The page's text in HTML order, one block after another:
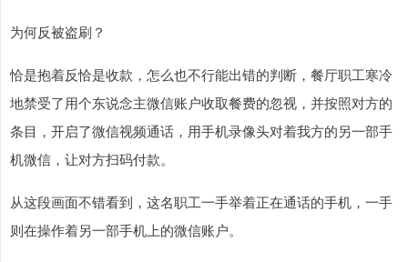
为何反被盗刷？
恰是抱着反恰是收款，怎么也不行能出错的判断，餐厅职工寒冷
地禁受了用个东说念主微信账户收取餐费的忽视，并按照对方的
条目，开启了微信视频通话，用手机录像头对着我方的另一部手
机微信，让对方扫码付款。
从这段画面不错看到，这名职工一手举着正在通话的手机，一手
则在操作着另一部手机上的微信账户。